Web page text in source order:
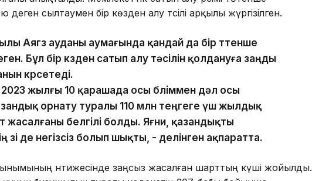
сылтаумен бір көзден алу тәсілі арқылы жүргізілген.
Аягөз ауданы аумағында қандай да бір төтенше
Бұл бір көзден сатып алу тәсілін қолдануға заңды
көрсетеді.
жылғы 10 қарашада осы бөліммен дәл осы
орнату туралы 110 млн теңгеге үш жылдық
жасалғаны белгілі болды. Яғни, қазандықты
өзі де негізсіз болып шықты, - делінген ақпаратта.
нәтижесінде заңсыз жасалған шарттың күші жойылды.